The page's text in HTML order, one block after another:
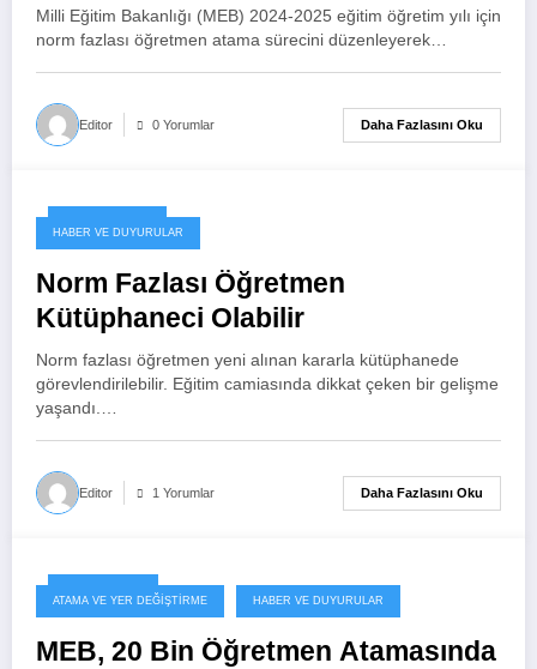
Milli Eğitim Bakanlığı (MEB) 2024-2025 eğitim öğretim yılı için
norm fazlası öğretmen atama sürecini düzenleyerek…
Editor 0 Yorumlar Daha Fazlasını Oku
26 Kasım 2024
HABER VE DUYURULAR
Norm Fazlası Öğretmen
Kütüphaneci Olabilir
Norm fazlası öğretmen yeni alınan kararla kütüphanede
görevlendirilebilir. Eğitim camiasında dikkat çeken bir gelişme
yaşandı.…
Editor 1 Yorumlar Daha Fazlasını Oku
28 Ekim 2024
ATAMA VE YER DEĞIŞTIRME HABER VE DUYURULAR
MEB, 20 Bin Öğretmen Atamasında